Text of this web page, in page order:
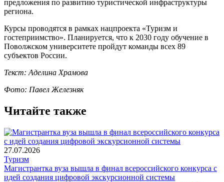
предложения по развитию туристической инфраструктуры
региона.
Курсы проводятся в рамках нацпроекта «Туризм и
гостеприимство». Планируется, что к 2030 году обучение в
Поволжском университете пройдут команды всех 89
субъектов России.
Текст: Аделина Храмова
Фото: Павел Железняк
Читайте также
27.07.2026
Туризм
Магистрантка вуза вышла в финал всероссийского конкурса с
идей создания цифровой экскурсионной системы